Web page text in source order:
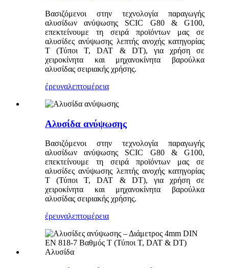
Βασιζόμενοι στην τεχνολογία παραγωγής
αλυσίδων ανύψωσης SCIC G80 & G100,
επεκτείνουμε τη σειρά προϊόντων μας σε
αλυσίδες ανύψωσης λεπτής ανοχής κατηγορίας
T (Τύποι T, DAT & DT), για χρήση σε
χειροκίνητα και μηχανοκίνητα βαρούλκα
αλυσίδας σειριακής χρήσης.
έρευναλεπτομέρεια
Αλυσίδα ανύψωσης
Βασιζόμενοι στην τεχνολογία παραγωγής
αλυσίδων ανύψωσης SCIC G80 & G100,
επεκτείνουμε τη σειρά προϊόντων μας σε
αλυσίδες ανύψωσης λεπτής ανοχής κατηγορίας
T (Τύποι T, DAT & DT), για χρήση σε
χειροκίνητα και μηχανοκίνητα βαρούλκα
αλυσίδας σειριακής χρήσης.
έρευναλεπτομέρεια